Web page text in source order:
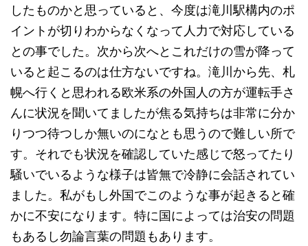
したものかと思っていると、今度は滝川駅構内のポ
イントが切りわからなくなって人力で対応している
との事でした。次から次へとこれだけの雪が降って
いると起こるのは仕方ないですね。滝川から先、札
幌へ行くと思われる欧米系の外国人の方が運転手さ
んに状況を聞いてましたが焦る気持ちは非常に分か
りつつ待つしか無いのになとも思うので難しい所で
す。それでも状況を確認していた感じで怒ってたり
騒いでいるような様子は皆無で冷静に会話されてい
ました。私がもし外国でこのような事が起きると確
かに不安になります。特に国によっては治安の問題
もあるし勿論言葉の問題もあります。